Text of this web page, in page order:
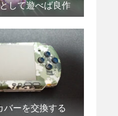
して遊べば良作
バーを交換する